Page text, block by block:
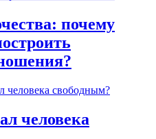
почему
человека